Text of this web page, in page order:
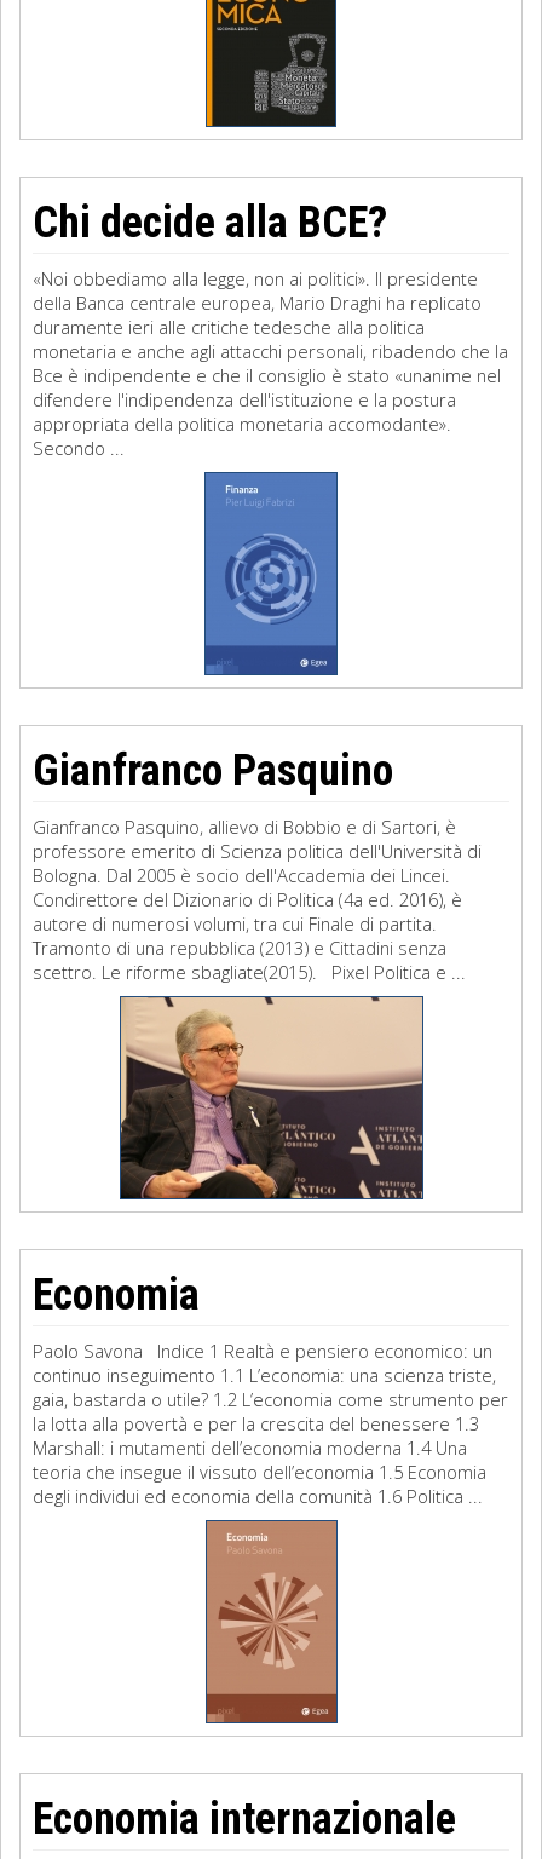
Chi decide alla BCE?
«Noi obbediamo alla legge, non ai politici». Il presidente
della Banca centrale europea, Mario Draghi ha replicato
duramente ieri alle critiche tedesche alla politica
monetaria e anche agli attacchi personali, ribadendo che la
Bce è indipendente e che il consiglio è stato «unanime nel
difendere l'indipendenza dell'istituzione e la postura
appropriata della politica monetaria accomodante».
Secondo ...
Gianfranco Pasquino
Gianfranco Pasquino, allievo di Bobbio e di Sartori, è
professore emerito di Scienza politica dell'Università di
Bologna. Dal 2005 è socio dell'Accademia dei Lincei.
Condirettore del Dizionario di Politica (4a ed. 2016), è
autore di numerosi volumi, tra cui Finale di partita.
Tramonto di una repubblica (2013) e Cittadini senza
scettro. Le riforme sbagliate(2015). Pixel Politica e ...
Economia
Paolo Savona Indice 1 Realtà e pensiero economico: un
continuo inseguimento 1.1 L’economia: una scienza triste,
gaia, bastarda o utile? 1.2 L’economia come strumento per
la lotta alla povertà e per la crescita del benessere 1.3
Marshall: i mutamenti dell’economia moderna 1.4 Una
teoria che insegue il vissuto dell’economia 1.5 Economia
degli individui ed economia della comunità 1.6 Politica ...
Economia internazionale